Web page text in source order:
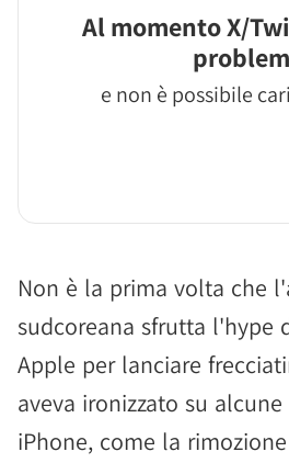
Al momento X/
e non è possibile
Non è la prima volta che
sudcoreana sfrutta l'hype
Apple per lanciare
aveva ironizzato su
iPhone, come la